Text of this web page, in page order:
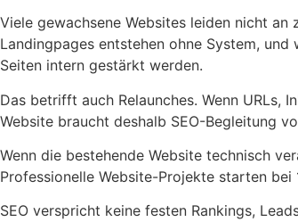
Viele gewachsene Websites leiden nicht
Landingpages entstehen ohne System,
Seiten intern gestärkt werden.
Das betrifft auch Relaunches. Wenn URLs,
Website braucht deshalb SEO-Begleitung
Wenn die bestehende Website technisch
Professionelle Website-Projekte starten
SEO verspricht keine festen Rankings,